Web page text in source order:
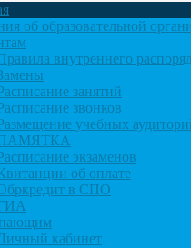
об образовательной
внутреннего
занятий
звонков
учебных
экзаменов
об оплате
в СПО
кабинет